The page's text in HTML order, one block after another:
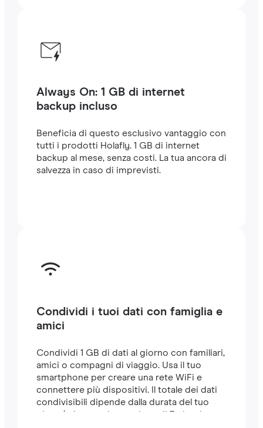
Always On: 1 GB di internet
backup incluso
Beneficia di questo esclusivo vantaggio con
tutti i prodotti Holafly. 1 GB di internet
backup al mese, senza costi. La tua ancora di
salvezza in caso di imprevisti.
Condividi i tuoi dati con famiglia e
amici
Condividi 1 GB di dati al giorno con familiari,
amici o compagni di viaggio. Usa il tuo
smartphone per creare una rete WiFi e
connettere più dispositivi. Il totale dei dati
condivisibili dipende dalla durata del tuo
piano (ad esempio, un piano di 7 giorni